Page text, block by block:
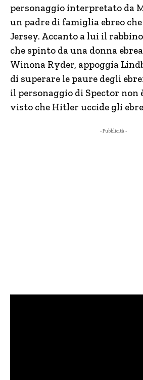
personaggio interpretato da
un padre di famiglia ebreo
Jersey. Accanto a lui il
che spinto da una donna
Winona Ryder, appoggia
di superare le paure degli
il personaggio di Spector non
visto che Hitler uccide gli
- Pubblicità -